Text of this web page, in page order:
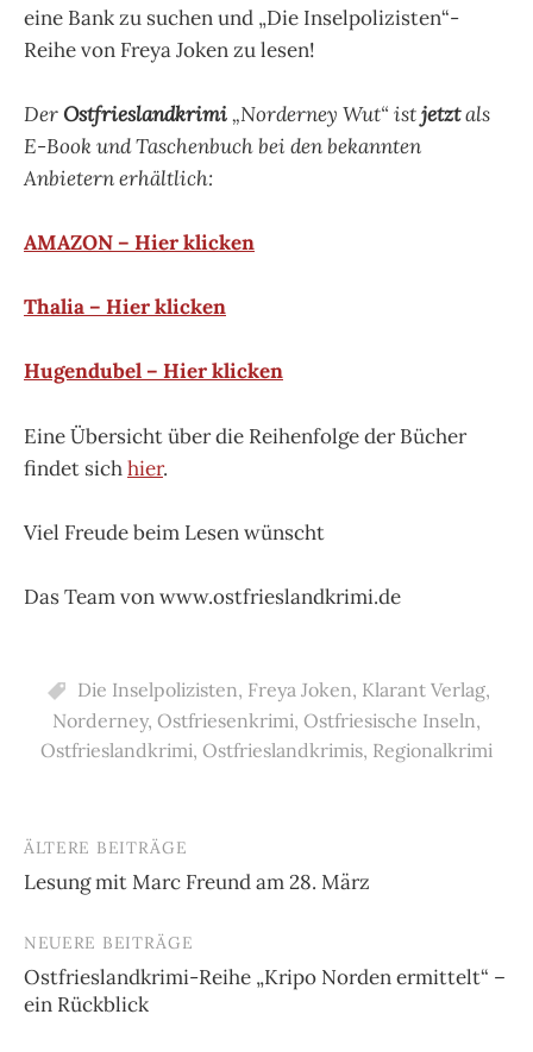
eine Bank zu suchen und „Die Inselpolizisten“-
Reihe von Freya Joken zu lesen!
DerOstfrieslandkrimi„Norderney Wut“ istjetztals
E-Book und Taschenbuch bei den bekannten
Anbietern erhältlich:
AMAZON – Hier klicken
Thalia – Hier klicken
Hugendubel – Hier klicken
Eine Übersicht über die Reihenfolge der Bücher
findet sichhier.
Viel Freude beim Lesen wünscht
Das Team von www.ostfrieslandkrimi.de
Die Inselpolizisten, Freya Joken, Klarant Verlag,
Norderney, Ostfriesenkrimi, Ostfriesische Inseln,
Ostfrieslandkrimi, Ostfrieslandkrimis, Regionalkrimi
Beitragsnavigation
ÄLTERE BEITRÄGE
Lesung mit Marc Freund am 28. März
NEUERE BEITRÄGE
Ostfrieslandkrimi-Reihe „Kripo Norden ermittelt“ –
ein Rückblick